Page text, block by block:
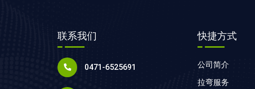
联系我们
0471-6525691
快捷方式
公司简介
拉弯服务